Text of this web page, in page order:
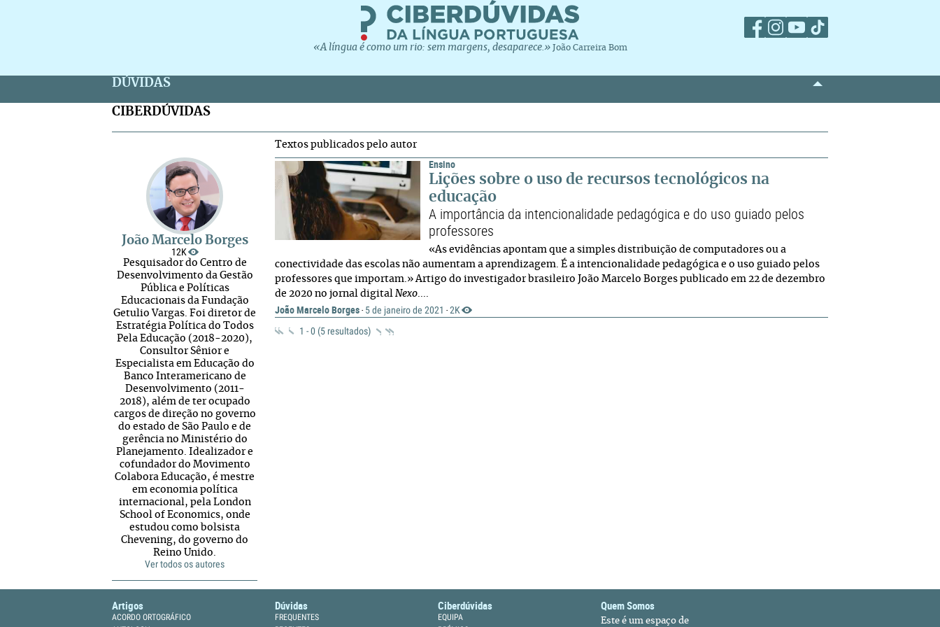
«A língua é como um rio: sem margens, desaparece.» João Carreira Bom
DÚVIDAS
CIBERDÚVIDAS
João Marcelo Borges
12K
Pesquisador do Centro de
Desenvolvimento da Gestão
Pública e Políticas
Educacionais da Fundação
Getulio Vargas. Foi diretor de
Estratégia Política do Todos
Pela Educação (2018-2020),
Consultor Sênior e
Especialista em Educação do
Banco Interamericano de
Desenvolvimento (2011-
2018), além de ter ocupado
cargos de direção no governo
do estado de São Paulo e de
gerência no Ministério do
Planejamento. Idealizador e
cofundador do Movimento
Colabora Educação, é mestre
em economia política
internacional, pela London
School of Economics, onde
estudou como bolsista
Chevening, do governo do
Reino Unido.
Ver todos os autores
Textos publicados pelo autor
Ensino
Lições sobre o uso de recursos tecnológicos na
educação
A importância da intencionalidade pedagógica e do uso guiado pelos
professores
«As evidências apontam que a simples distribuição de computadores ou a
conectividade das escolas não aumentam a aprendizagem. É a intencionalidade pedagógica e o uso guiado pelos
professores que importam.» Artigo do investigador brasileiro João Marcelo Borges publicado em 22 de dezembro
de 2020 no jornal digital Nexo....
João Marcelo Borges · 5 de janeiro de 2021 · 2K
1 - 0 (5 resultados)
Artigos
ACORDO ORTOGRÁFICO
Dúvidas
FREQUENTES
Ciberdúvidas
EQUIPA
Quem Somos
Este é um espaço de